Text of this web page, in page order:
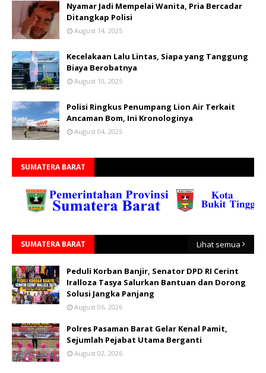
Nyamar Jadi Mempelai Wanita, Pria Bercadar
Ditangkap Polisi
August 14, 2025
Kecelakaan Lalu Lintas, Siapa yang Tanggung
Biaya Berobatnya
August 10, 2025
Polisi Ringkus Penumpang Lion Air Terkait
Ancaman Bom, Ini Kronologinya
August 04, 2025
SUMATERA BARAT
SUMATERA BARAT Lihat semua
Peduli Korban Banjir, Senator DPD RI Cerint
Iralloza Tasya Salurkan Bantuan dan Dorong
Solusi Jangka Panjang
August 06, 2026
Polres Pasaman Barat Gelar Kenal Pamit,
Sejumlah Pejabat Utama Berganti
August 02, 2026